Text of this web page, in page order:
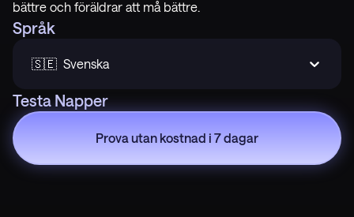
bättre och föräldrar att må bättre.
Språk
🇸🇪  Svenska
Testa Napper
Prova utan kostnad i 7 dagar